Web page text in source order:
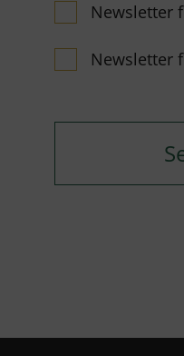
Newsletter
Newsletter